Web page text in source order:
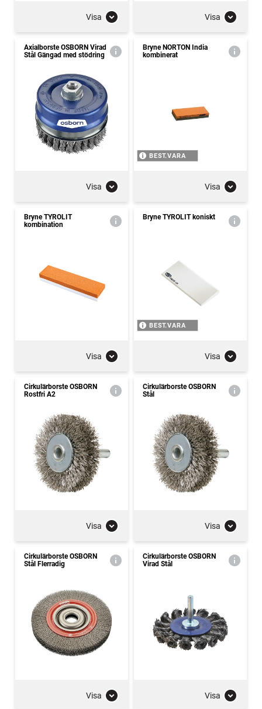
Visa Visa
Axialborste OSBORN Virad
Stål Gängad med stödring
Visa
Bryne NORTON India
kombinerat
BEST.VARA
Visa
Bryne TYROLIT
kombination
Visa
Bryne TYROLIT koniskt
BEST.VARA
Visa
Cirkulärborste OSBORN
Rostfri A2
Visa
Cirkulärborste OSBORN
Stål
Visa
Cirkulärborste OSBORN
Stål Flerradig
Visa
Cirkulärborste OSBORN
Virad Stål
Visa